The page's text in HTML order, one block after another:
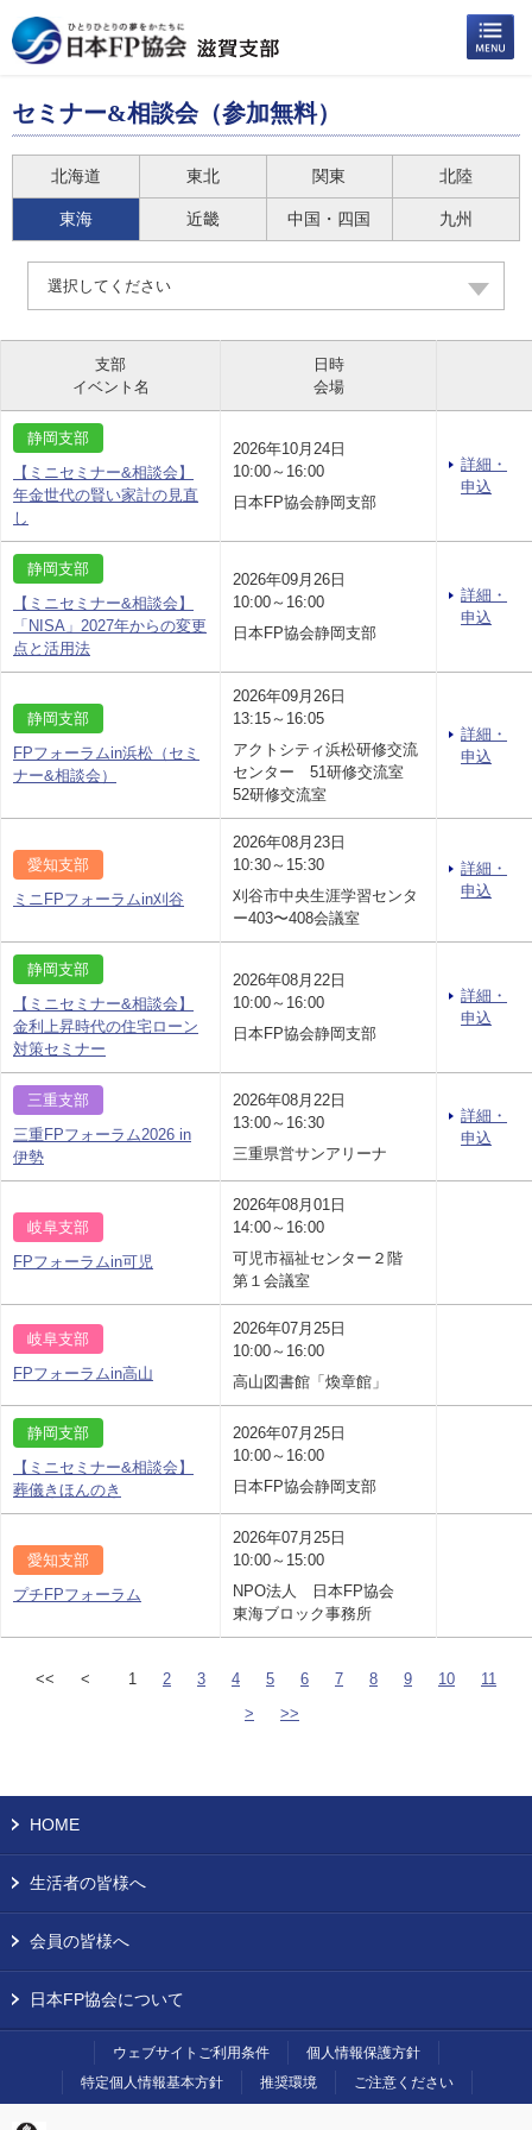
セミナー&相談会（参加無料）
北海道 東北 関東 北陸
東海 近畿 中国・四国 九州
選択してください
支部
イベント名
日時
会場
静岡支部
【ミニセミナー&相談会】
年金世代の賢い家計の見直
し
2026年10月24日
10:00～16:00
日本FP協会静岡支部
詳細・
申込
静岡支部
【ミニセミナー&相談会】
「NISA」2027年からの変更
点と活用法
2026年09月26日
10:00～16:00
日本FP協会静岡支部
詳細・
申込
静岡支部
FPフォーラムin浜松（セミ
ナー&相談会）
2026年09月26日
13:15～16:05
アクトシティ浜松研修交流
センター 51研修交流室
52研修交流室
詳細・
申込
愛知支部
ミニFPフォーラムin刈谷
2026年08月23日
10:30～15:30
刈谷市中央生涯学習センタ
ー403〜408会議室
詳細・
申込
静岡支部
【ミニセミナー&相談会】
金利上昇時代の住宅ローン
対策セミナー
2026年08月22日
10:00～16:00
日本FP協会静岡支部
詳細・
申込
三重支部
三重FPフォーラム2026 in
伊勢
2026年08月22日
13:00～16:30
三重県営サンアリーナ
詳細・
申込
岐阜支部
FPフォーラムin可児
2026年08月01日
14:00～16:00
可児市福祉センター２階
第１会議室
岐阜支部
FPフォーラムin高山
2026年07月25日
10:00～16:00
高山図書館「煥章館」
静岡支部
【ミニセミナー&相談会】
葬儀きほんのき
2026年07月25日
10:00～16:00
日本FP協会静岡支部
愛知支部
プチFPフォーラム
2026年07月25日
10:00～15:00
NPO法人 日本FP協会
東海ブロック事務所
<< < 1 2 3 4 5 6 7 8 9 10
11
>
>>
HOME
生活者の皆様へ
会員の皆様へ
日本FP協会について
ウェブサイトご利用条件
個人情報保護方針
特定個人情報基本方針
推奨環境 ご注意ください